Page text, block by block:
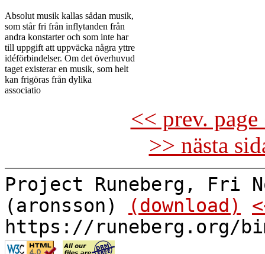
Absolut musik kallas sådan musik,
som står fri från inflytanden från
andra konstarter och som inte har
till uppgift att uppväcka några yttre
idéförbindelser. Om det överhuvud
taget existerar en musik, som helt
kan frigöras från dylika
<< prev.
>> nästa
Project Runeberg, Fri
(aronsson)
(download)
https://runeberg.org/